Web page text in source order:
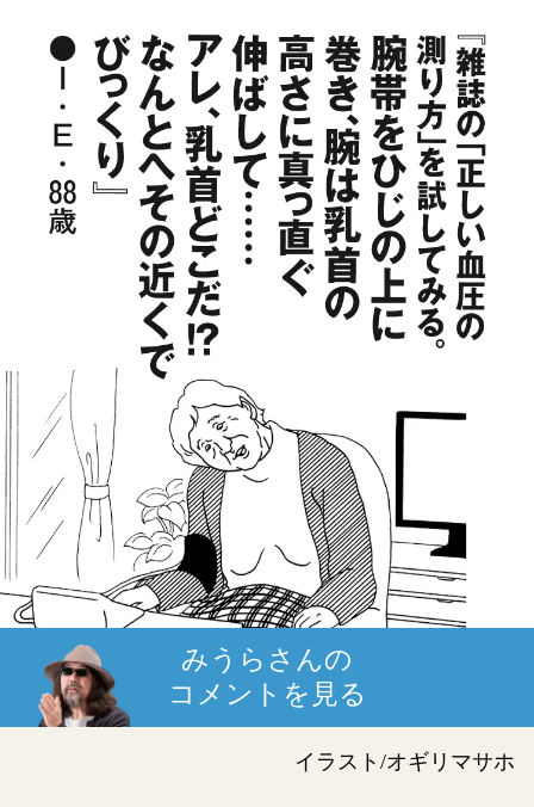
みうらさんの
コメントを見る
イラスト/オギリマサホ